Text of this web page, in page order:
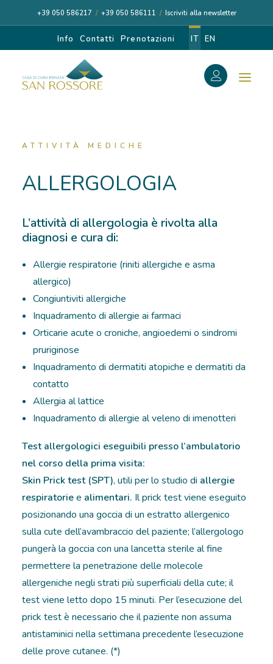
+39 050 586217 / +39 050 586111 / Iscriviti alla newsletter
Info Contatti Prenotazioni IT EN
for:
I NOSTRI MEDICI
DIAGNOSI E CURA
RICOVERI
PATOLOGIE
NEWS
FORMAZIONE
ATTIVITÀ MEDICHE
ALLERGOLOGIA
L’attività di allergologia è rivolta alla
diagnosi e cura di:
Allergie respiratorie (riniti allergiche e asma
allergico)
Congiuntiviti allergiche
Inquadramento di allergie ai farmaci
Orticarie acute o croniche, angioedemi o sindromi
pruriginose
Inquadramento di dermatiti atopiche e dermatiti da
contatto
Allergia al lattice
Inquadramento di allergie al veleno di imenotteri
Test allergologici eseguibili presso l’ambulatorio
nel corso della prima visita:
Skin Prick test (SPT), utili per lo studio di allergie
respiratoriee alimentari. Il prick test viene eseguito
posizionando una goccia di un estratto allergenico
sulla cute dell’avambraccio del paziente; l’allergologo
pungerà la goccia con una lancetta sterile al fine
permettere la penetrazione delle molecole
allergeniche negli strati più superficiali della cute; il
test viene letto dopo 15 minuti. Per l’esecuzione del
prick test è necessario che il paziente non assuma
antistaminici nella settimana precedente l’esecuzione
delle prove cutanee. (*)